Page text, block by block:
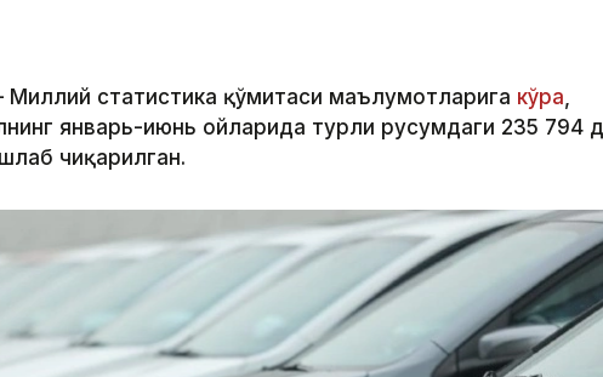
Миллий статистика қўмитаси маълумотларига кўра,
январь-июнь ойларида турли русумдаги 235 794
чиқарилган.